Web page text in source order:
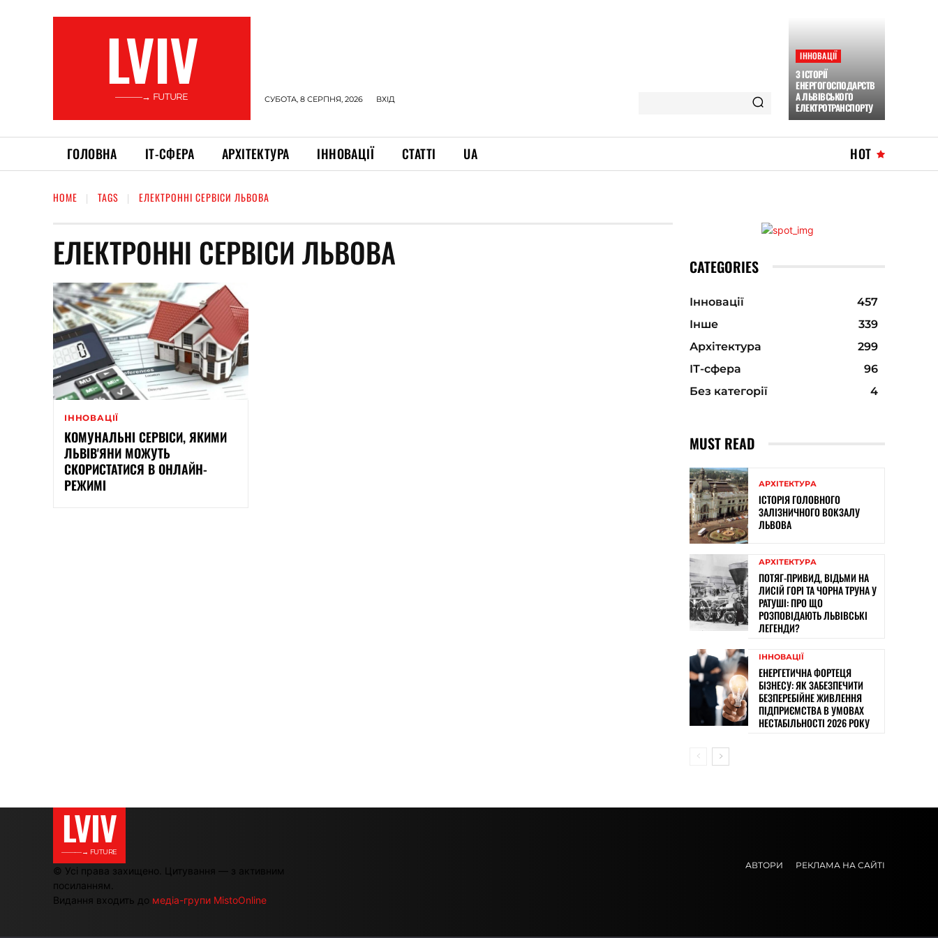
LVIV
———→ FUTURE СУБОТА, 8 СЕРПНЯ, 2026 ВХІД
ІННОВАЦІЇ
З ІСТОРІЇ
ЕНЕРГОГОСПОДАРСТВ
А ЛЬВІВСЬКОГО
ЕЛЕКТРОТРАНСПОРТУ
ГОЛОВНА ІТ-СФЕРА АРХІТЕКТУРА ІННОВАЦІЇ СТАТТІ UA HOT
HOME TAGS ЕЛЕКТРОННІ СЕРВІСИ ЛЬВОВА
ЕЛЕКТРОННІ СЕРВІСИ ЛЬВОВА
ІННОВАЦІЇ
КОМУНАЛЬНІ СЕРВІСИ, ЯКИМИ
ЛЬВІВ'ЯНИ МОЖУТЬ
СКОРИСТАТИСЯ В ОНЛАЙН-
РЕЖИМІ
CATEGORIES
Інновації
457
Інше
339
Архітектура
299
ІТ-сфера
96
Без категорії
4
MUST READ
АРХІТЕКТУРА
ІСТОРІЯ ГОЛОВНОГО
ЗАЛІЗНИЧНОГО ВОКЗАЛУ
ЛЬВОВА
АРХІТЕКТУРА
ПОТЯГ-ПРИВИД, ВІДЬМИ НА
ЛИСІЙ ГОРІ ТА ЧОРНА ТРУНА У
РАТУШІ: ПРО ЩО
РОЗПОВІДАЮТЬ ЛЬВІВСЬКІ
ЛЕГЕНДИ?
ІННОВАЦІЇ
ЕНЕРГЕТИЧНА ФОРТЕЦЯ
БІЗНЕСУ: ЯК ЗАБЕЗПЕЧИТИ
БЕЗПЕРЕБІЙНЕ ЖИВЛЕННЯ
ПІДПРИЄМСТВА В УМОВАХ
НЕСТАБІЛЬНОСТІ 2026 РОКУ
LVIV
———→ FUTURE
© Усі права захищено. Цитування — з активним
посиланням.
Видання входить до медіа-групи MistoOnline
АВТОРИ РЕКЛАМА НА САЙТІ